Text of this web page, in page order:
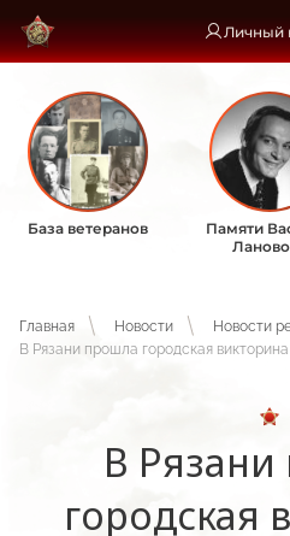
Личный
База ветеранов
Памяти
Главная Новости
Новости
В Рязани прошла городская
В
городская